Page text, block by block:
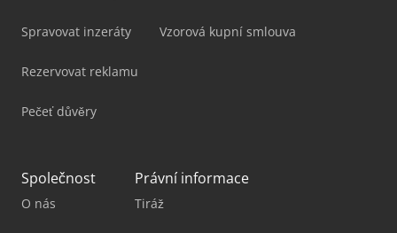
Spravovat inzeráty
Rezervovat reklamu
Pečeť důvěry
Vzorová kupní smlouva
Společnost
O nás
Právní informace
Tiráž